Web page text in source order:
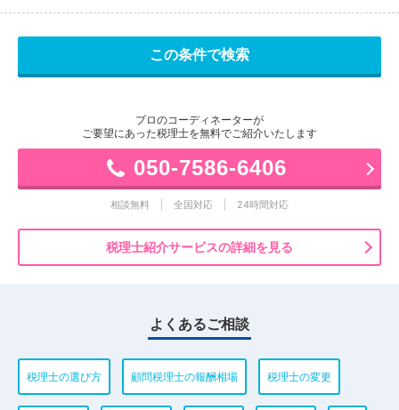
プロのコーディネーターが
ご要望にあった税理士を無料でご紹介いたします
050-7586-6406
相談無料 全国対応 24時間対応
税理士紹介サービスの詳細を見る
よくあるご相談
税理士の選び方 顧問税理士の報酬相場 税理士の変更